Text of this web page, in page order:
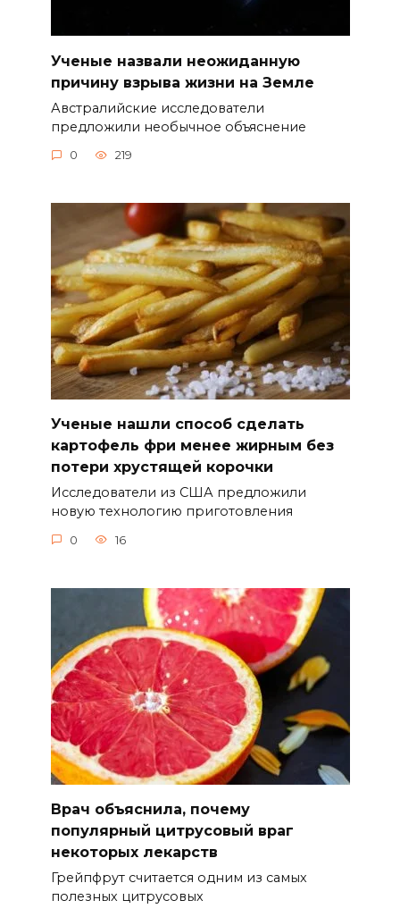
Ученые назвали неожиданную
причину взрыва жизни на Земле
Австралийские исследователи
предложили необычное объяснение
0 219
Ученые нашли способ сделать
картофель фри менее жирным без
потери хрустящей корочки
Исследователи из США предложили
новую технологию приготовления
0 16
Врач объяснила, почему
популярный цитрусовый враг
некоторых лекарств
Грейпфрут считается одним из самых
полезных цитрусовых